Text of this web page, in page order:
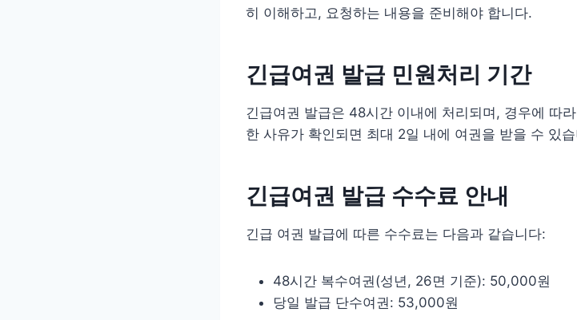
히 이해하고, 요청하는 내용을 준비해야 합니다.
긴급여권 발급 민원처리 기간
긴급여권 발급은 48시간 이내에 처리되며, 경우에 따
한 사유가 확인되면 최대 2일 내에 여권을 받을 수 있
긴급여권 발급 수수료 안내
긴급 여권 발급에 따른 수수료는 다음과 같습니다:
48시간 복수여권(성년, 26면 기준): 50,000원
당일 발급 단수여권: 53,000원